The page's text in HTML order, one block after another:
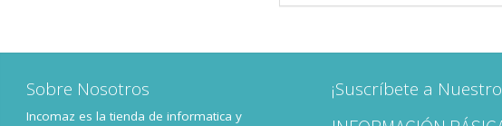
Sobre Nosotros
Incomaz es la tienda de informatica y
¡Suscríbete a